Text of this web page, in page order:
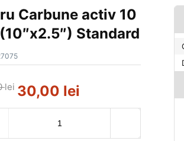
Carbune activ 10
Standard
lei 30,00 lei